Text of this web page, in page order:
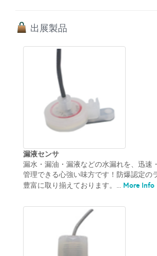
出展製品
漏液センサ
漏水・漏油・漏液などの水漏れを、迅速
管理できる心強い味方です！防爆認定の
豊富に取り揃えております。... More Info